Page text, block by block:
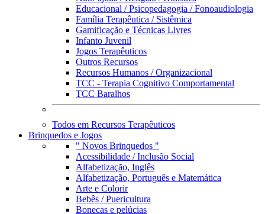
Educacional / Psicopedagogia / Fonoaudiologia
Família Terapêutica / Sistêmica
Gamificação e Técnicas Livres
Infanto Juvenil
Jogos Terapêuticos
Outros Recursos
Recursos Humanos / Organizacional
TCC - Terapia Cognitivo Comportamental
TCC Baralhos
Todos em Recursos Terapêuticos
Brinquedos e Jogos
" Novos Brinquedos "
Acessibilidade / Inclusão Social
Alfabetização, Inglês
Alfabetização, Português e Matemática
Arte e Colorir
Bebês / Puericultura
Bonecas e pelúcias